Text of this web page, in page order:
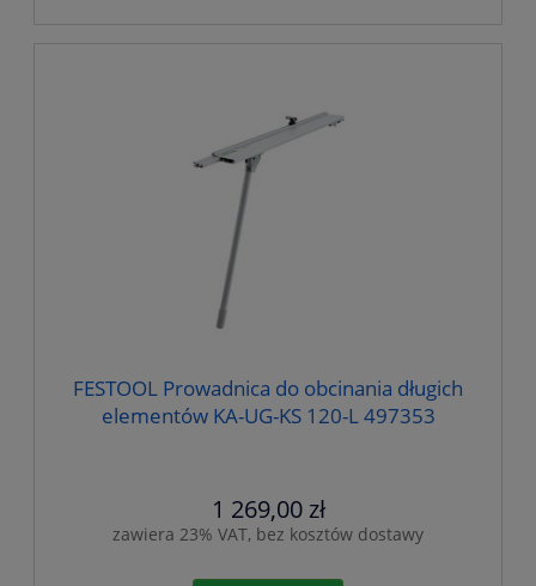
FESTOOL Prowadnica do obcinania długich
elementów KA-UG-KS 120-L 497353
1 269,00 zł
zawiera 23% VAT, bez kosztów dostawy